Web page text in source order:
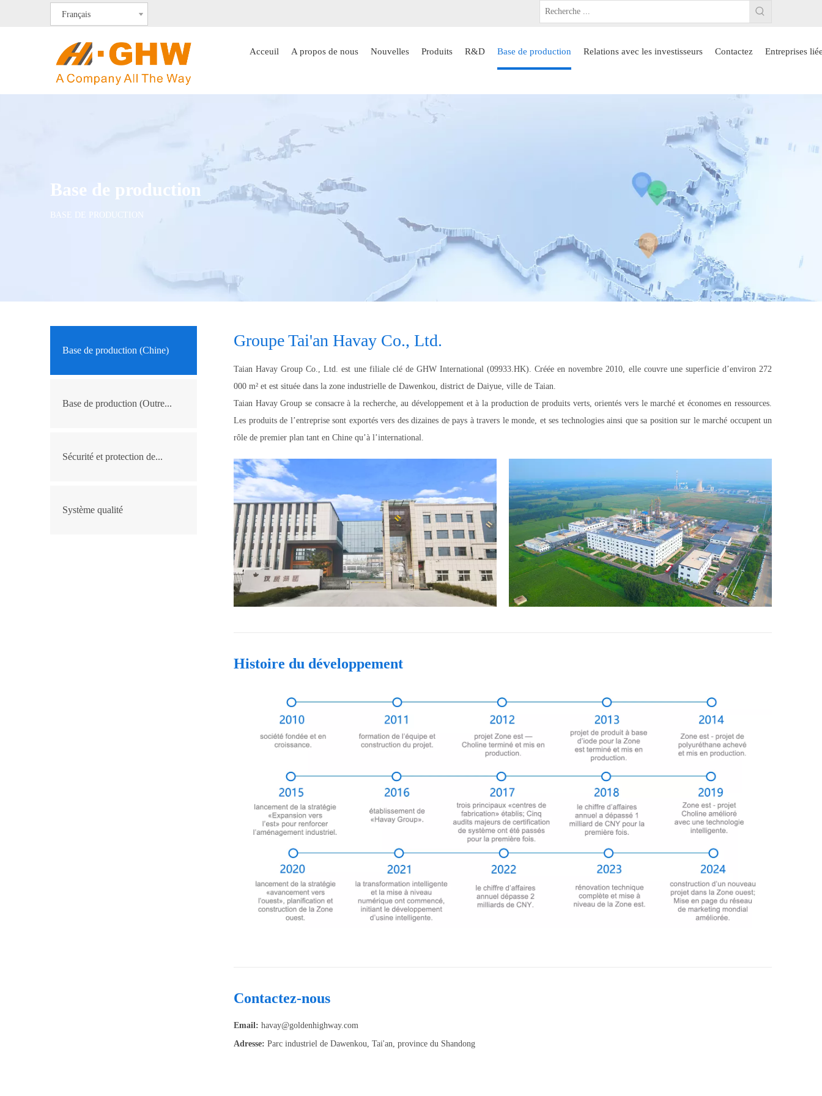
Français
Acceuil A propos de nous Nouvelles Produits R&D Base de production Relations avec les investisseurs Contactez Entreprises
Base de production
BASE DE PRODUCTION
Base de production (Chine)
Base de production (Outre...
Sécurité et protection de...
Système qualité
Groupe Tai'an Havay Co., Ltd.
Taian Havay Group Co., Ltd. est une filiale clé de GHW International (09933.HK). Créée en novembre 2010, elle couvre une superficie d’environ 272
000 m² et est située dans la zone industrielle de Dawenkou, district de Daiyue, ville de Taian.
Taian Havay Group se consacre à la recherche, au développement et à la production de produits verts, orientés vers le marché et économes en ressources.
Les produits de l’entreprise sont exportés vers des dizaines de pays à travers le monde, et ses technologies ainsi que sa position sur le marché occupent un
rôle de premier plan tant en Chine qu’à l’international.
Histoire du développement
Contactez-nous
Email: havay@goldenhighway.com
Adresse: Parc industriel de Dawenkou, Tai'an, province du Shandong